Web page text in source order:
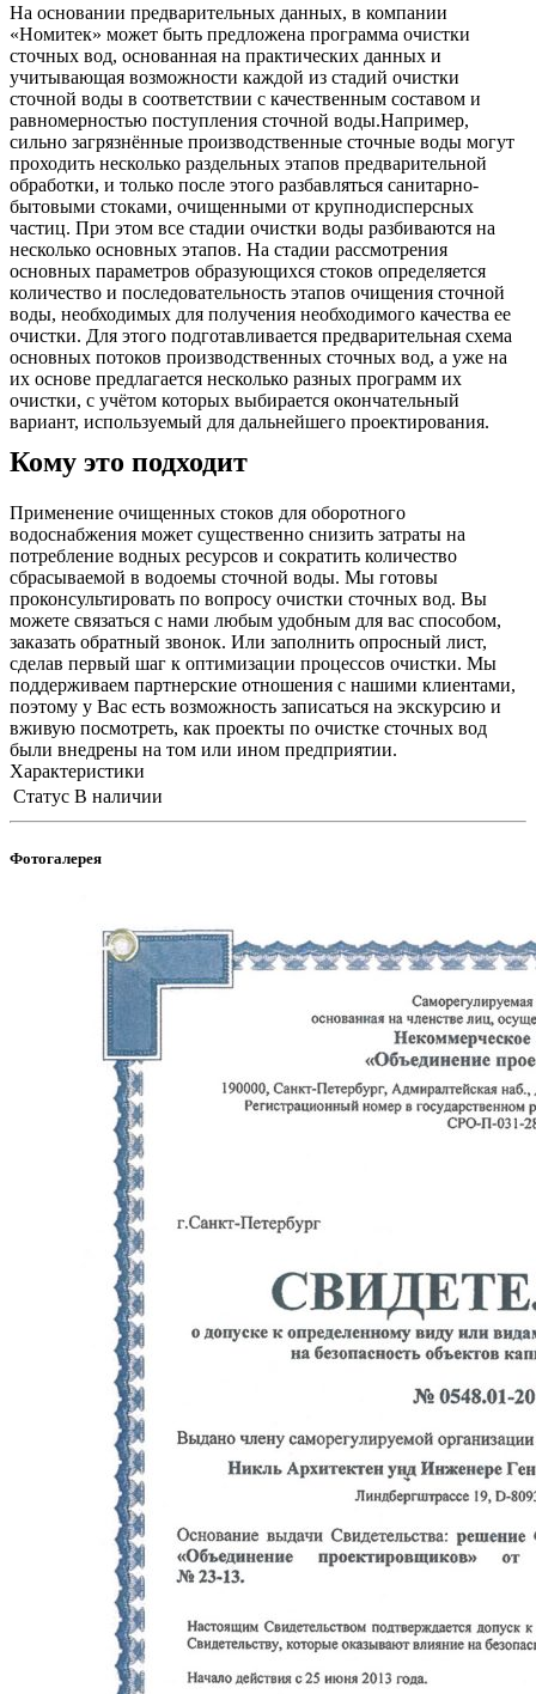
На основании предварительных данных, в компании
«Номитек» может быть предложена программа очистки
сточных вод, основанная на практических данных и
учитывающая возможности каждой из стадий очистки
сточной воды в соответствии с качественным составом и
равномерностью поступления сточной воды.Например,
сильно загрязнённые производственные сточные воды могут
проходить несколько раздельных этапов предварительной
обработки, и только после этого разбавляться санитарно-
бытовыми стоками, очищенными от крупнодисперсных
частиц. При этом все стадии очистки воды разбиваются на
несколько основных этапов. На стадии рассмотрения
основных параметров образующихся стоков определяется
количество и последовательность этапов очищения сточной
воды, необходимых для получения необходимого качества ее
очистки. Для этого подготавливается предварительная схема
основных потоков производственных сточных вод, а уже на
их основе предлагается несколько разных программ их
очистки, с учётом которых выбирается окончательный
вариант, используемый для дальнейшего проектирования.
Кому это подходит
Применение очищенных стоков для оборотного
водоснабжения может существенно снизить затраты на
потребление водных ресурсов и сократить количество
сбрасываемой в водоемы сточной воды. Мы готовы
проконсультировать по вопросу очистки сточных вод. Вы
можете связаться с нами любым удобным для вас способом,
заказать обратный звонок. Или заполнить опросный лист,
сделав первый шаг к оптимизации процессов очистки. Мы
поддерживаем партнерские отношения с нашими клиентами,
поэтому у Вас есть возможность записаться на экскурсию и
вживую посмотреть, как проекты по очистке сточных вод
были внедрены на том или ином предприятии.
Характеристики
Статус В наличии
Фотогалерея